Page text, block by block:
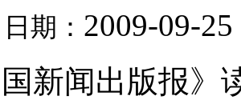
日期： 2009-09-
新闻出版报》